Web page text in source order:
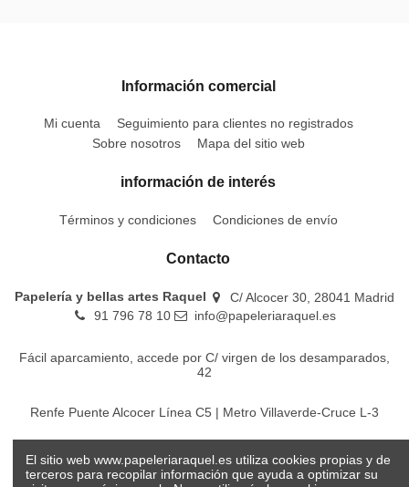
Información comercial
Mi cuenta
Seguimiento para clientes no registrados
Sobre nosotros
Mapa del sitio web
información de interés
Términos y condiciones Condiciones de envío
Contacto
Papelería y bellas artes Raquel
C/ Alcocer 30, 28041 Madrid
91 796 78 10
info@papeleriaraquel.es
Fácil aparcamiento, accede por C/ virgen de los desamparados,
42
Renfe Puente Alcocer Línea C5 | Metro Villaverde-Cruce L-3
El sitio web www.papeleriaraquel.es utiliza cookies propias y de
terceros para recopilar información que ayuda a optimizar su